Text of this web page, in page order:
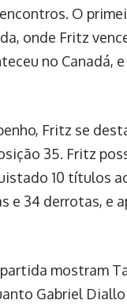
O
onde Fritz
no Canadá,
Fritz se
35. Fritz
10 títulos
e 34 derrotas, e
mostram
Gabriel